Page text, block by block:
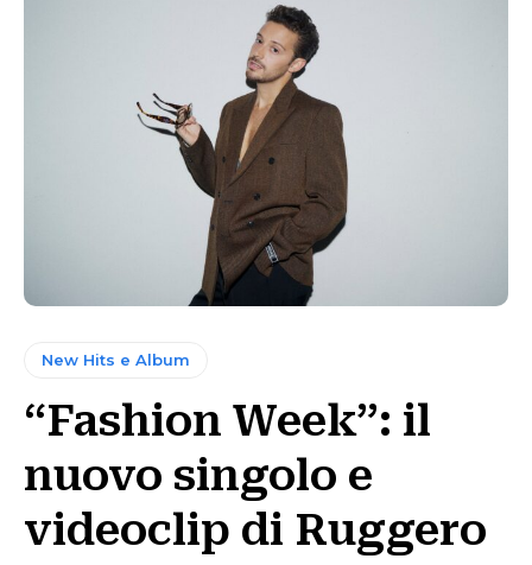
New Hits e Album
“Fashion Week”: il
nuovo singolo e
videoclip di Ruggero